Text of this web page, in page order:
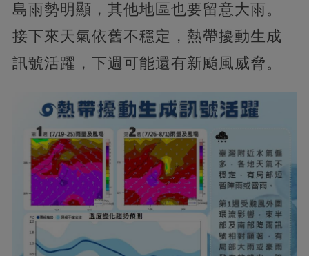
島雨勢明顯，其他地區也要留意大雨。
接下來天氣依舊不穩定，熱帶擾動生成
訊號活躍，下週可能還有新颱風威脅。